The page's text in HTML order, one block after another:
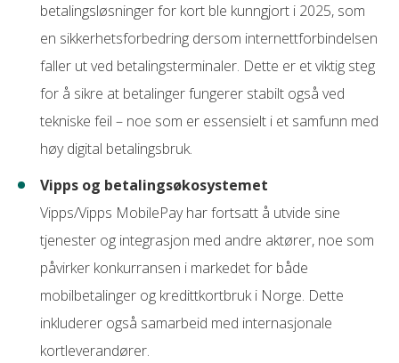
betalingsløsninger for kort ble kunngjort i 2025, som
en sikkerhetsforbedring dersom internettforbindelsen
faller ut ved betalingsterminaler. Dette er et viktig steg
for å sikre at betalinger fungerer stabilt også ved
tekniske feil – noe som er essensielt i et samfunn med
høy digital betalingsbruk.
Vipps og betalingsøkosystemet
Vipps/Vipps MobilePay har fortsatt å utvide sine
tjenester og integrasjon med andre aktører, noe som
påvirker konkurransen i markedet for både
mobilbetalinger og kredittkortbruk i Norge. Dette
inkluderer også samarbeid med internasjonale
kortleverandører.